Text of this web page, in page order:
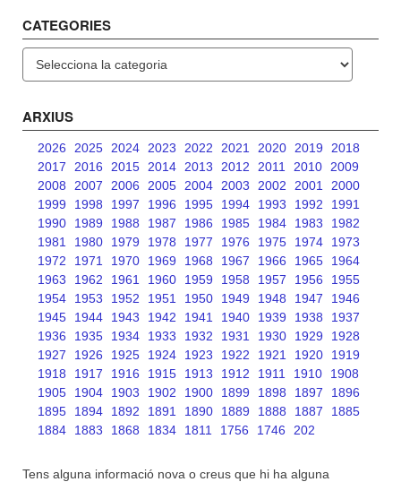
CATEGORIES
ARXIUS
2026 2025 2024 2023 2022 2021 2020 2019
2018
2017
2016 2015 2014 2013 2012 2011 2010
2009
2008
2007 2006 2005 2004 2003 2002 2001
2000
1999
1998 1997 1996 1995 1994 1993 1992
1991
1990
1989 1988 1987 1986 1985 1984 1983
1982
1981
1980 1979 1978 1977 1976 1975 1974
1973
1972
1971 1970 1969 1968 1967 1966 1965
1964
1963
1962 1961 1960 1959 1958 1957 1956
1955
1954
1953 1952 1951 1950 1949 1948 1947
1946
1945
1944 1943 1942 1941 1940 1939 1938
1937
1936
1935 1934 1933 1932 1931 1930 1929
1928
1927
1926 1925 1924 1923 1922 1921 1920
1919
1918
1917 1916 1915 1913 1912 1911 1910
1908
1905
1904 1903 1902 1900 1899 1898 1897
1896
1895
1894 1892 1891 1890 1889 1888 1887
1885
1884
1883 1868 1834 1811 1756 1746 202
Tens alguna informació nova o creus que hi ha alguna